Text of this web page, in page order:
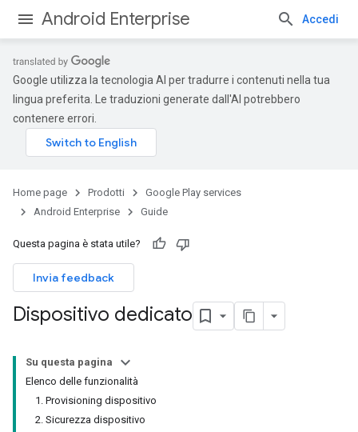
Android Enterprise Accedi
Google utilizza la tecnologia AI per tradurre i contenuti nella tua
lingua preferita. Le traduzioni generate dall'AI potrebbero
contenere errori.
Home page Prodotti
Google Play services
Android Enterprise
Guide
Questa pagina è stata utile?
Invia feedback
Dispositivo dedicato
Su questa pagina
Elenco delle funzionalità
1. Provisioning dispositivo
2. Sicurezza dispositivo